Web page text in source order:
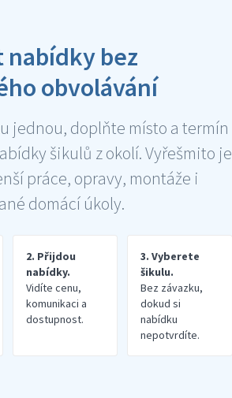
nabídky bez
obvolávání
jednou, doplňte místo a termín
šikulů z okolí. Vyřešmito je
práce, opravy, montáže i
domácí úkoly.
2. Přijdou
nabídky.
Vidíte cenu,
komunikaci a
dostupnost.
3. Vyberete
šikulu.
Bez závazku,
dokud si
nabídku
nepotvrdíte.